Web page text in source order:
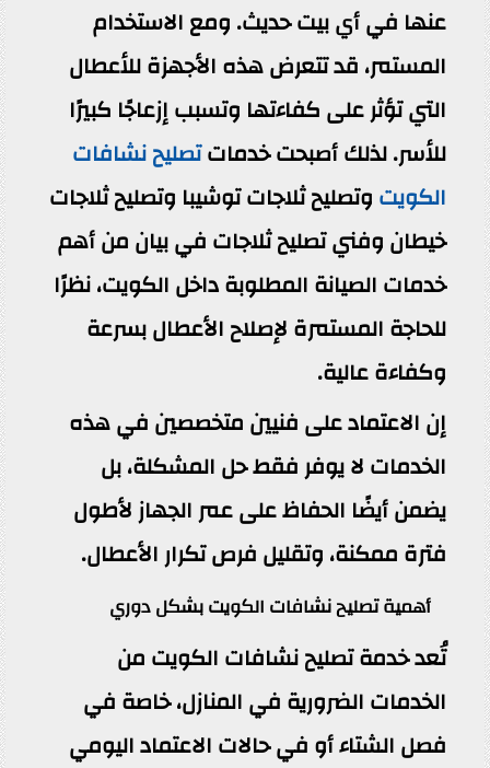
عنها في أي بيت حديث. ومع الاستخدام
المستمر، قد تتعرض هذه الأجهزة للأعطال
التي تؤثر على كفاءتها وتسبب إزعاجًا كبيرًا
للأسر. لذلك أصبحت خدماتتصليح نشافات
الكويتوتصليح ثلاجات توشيبا وتصليح ثلاجات
خيطان وفني تصليح ثلاجات في بيان من أهم
خدمات الصيانة المطلوبة داخل الكويت، نظرًا
للحاجة المستمرة لإصلاح الأعطال بسرعة
وكفاءة عالية.
إن الاعتماد على فنيين متخصصين في هذه
الخدمات لا يوفر فقط حل المشكلة، بل
يضمن أيضًا الحفاظ على عمر الجهاز لأطول
فترة ممكنة، وتقليل فرص تكرار الأعطال.
أهمية تصليح نشافات الكويت بشكل دوري
تُعد خدمة تصليح نشافات الكويت من
الخدمات الضرورية في المنازل، خاصة في
فصل الشتاء أو في حالات الاعتماد اليومي